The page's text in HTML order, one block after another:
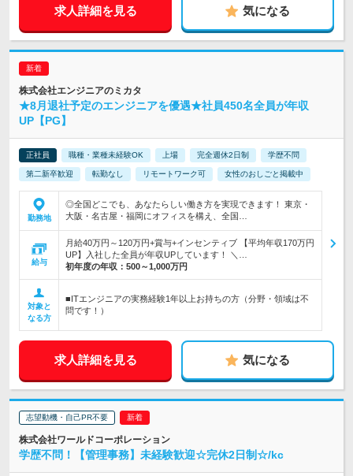
求人詳細を見る 気になる
株式会社エンジニアのミカタ
★8月退社予定のエンジニアを優遇★社員450名全員が年収
UP【PG】
正社員 職種・業種未経験OK 上場 完全週休2日制 学歴不問
第二新卒歓迎 転勤なし リモートワーク可 女性のおしごと掲載中
勤務地
◎全国どこでも、あなたらしい働き方を実現できます！ 東京・
大阪・名古屋・福岡にオフィスを構え、全国…
給与
月給40万円～120万円+賞与+インセンティブ 【平均年収170万円
UP】入社した全員が年収UPしています！ ＼…
初年度の年収： 500～1,000万円
対象と
なる方
■ITエンジニアの実務経験1年以上お持ちの方（分野・領域は不
問です！）
求人詳細を見る 気になる
志望動機・自己PR不要
株式会社ワールドコーポレーション
学歴不問！【管理事務】未経験歓迎☆完休2日制☆/kc